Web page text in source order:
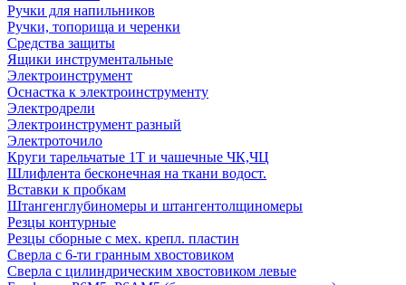
Ручки для напильников
Ручки, топорища и черенки
Средства защиты
Ящики инструментальные
Электроинструмент
Оснастка к электроинструменту
Электродрели
Электроинструмент разный
Электроточило
Круги тарельчатые 1Т и чашечные ЧК,ЧЦ
Шлифлента бесконечная на ткани водост.
Вставки к пробкам
Штангенглубиномеры и штангентолщиномеры
Резцы контурные
Резцы сборные с мех. крепл. пластин
Сверла с 6-ти гранным хвостовиком
Сверла с цилиндрическим хвостовиком левые